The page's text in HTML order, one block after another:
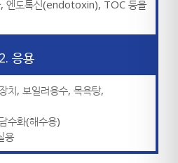
, 엔도톡신(endotoxin), TOC 등을
응용
치, 보일러용수, 목욕탕,
수화(해수용)
용